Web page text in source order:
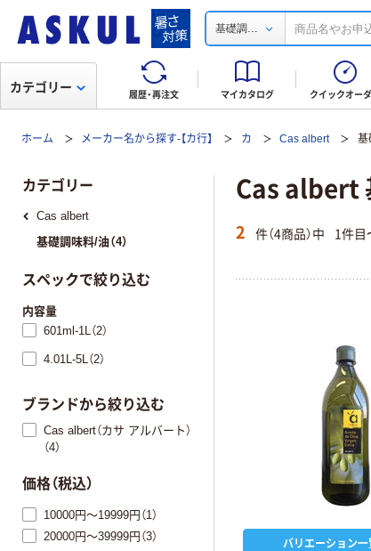
基礎調 ...
履歴・再注文 マイカタログ クイックオー
カテゴリー
ホーム メーカー名から探す-【カ行】 カ Cas albert 基
Cas albert
2 件（4商品）中 1件目
バリエーション一
カテゴリー
Cas albert
基礎調味料/油（4）
スペックで絞り込む
内容量
601ml-1L（2）
4.01L-5L（2）
ブランドから絞り込む
Cas albert（カサ アルバート）
（4）
価格（税込）
10000円～19999円（1）
20000円～39999円（3）